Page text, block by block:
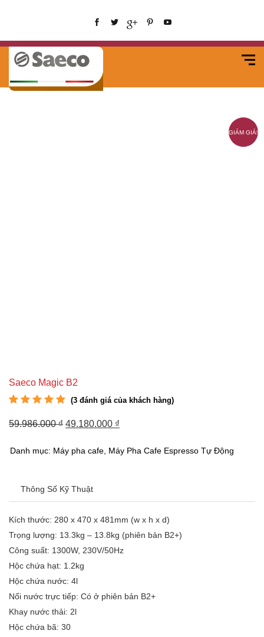
GIẢM GIÁ!
Saeco Magic B2
trênđánh giá
(3 đánh giá của khách hàng)
59.986.000₫ 49.180.000 ₫
Danh mục: Máy pha cafe Máy Pha Cafe Espresso Tự Động
Thông Số Kỹ Thuật
Kích thước: 280 x 470 x 481mm (w x h x d)
Trọng lượng: 13.3kg – 13.8kg (phiên bản B2+)
Công suất: 1300W, 230V/50Hz
Hộc chứa hạt: 1.2kg
Hộc chứa nước: 4l
Nối nước trực tiếp: Có ở phiên bản B2+
Khay nước thải: 2l
Hộc chứa bã: 30